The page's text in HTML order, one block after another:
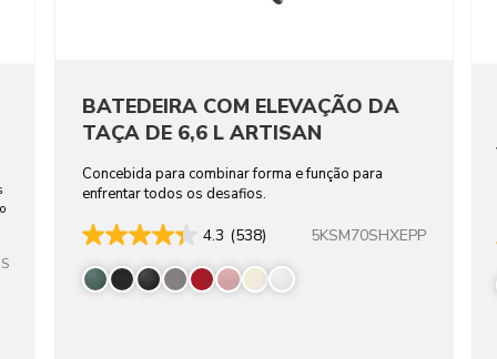
BATEDEIRA COM ELEVAÇÃO DA
TAÇA DE 6,6 L ARTISAN
Concebida para combinar forma e função para
enfrentar todos os desafios.
4.3 (538) 5KSM70SHXEPP